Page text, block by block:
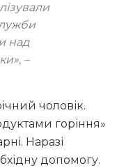
над
–
чоловік.
горіння»
Наразі
допомогу.